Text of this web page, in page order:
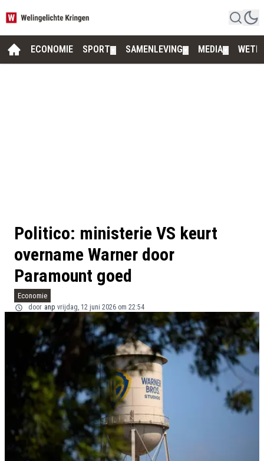
ECONOMIE SPORT SAMENLEVING MEDIA
Politico: ministerie VS keurt
overname Warner door
Paramount goed
Economie
door anp vrijdag, 12 juni 2026 om 22:54